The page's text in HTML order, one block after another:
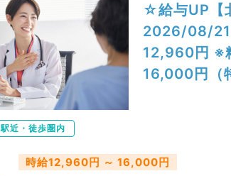
☆給与UP【
2026/08/21
12,960円 ※
16,000円（
駅近・徒歩圏内
時給12,960円 ～ 16,000円